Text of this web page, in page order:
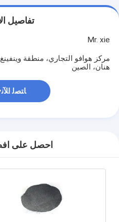
تفاصيل
Mr. xie
مركز هوافو التجاري، منطقة
هنان، الصين
ﺎﺘﺼﻟ ﺍﻶﻧ
احصل على